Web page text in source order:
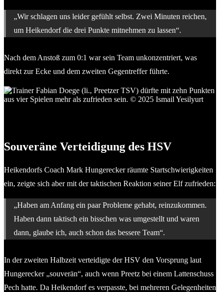
„Wir schlagen uns leider gefühlt selbst. Zwei Minuten reichen,
um Heikendorf die drei Punkte mitnehmen zu lassen“.
Nach dem Anstoß zum 0:1 war sein Team unkonzentriert, was
direkt zur Ecke und dem zweiten Gegentreffer führte.
Souveräne Verteidigung des HSV
Heikendorfs Coach Mark Hungerecker räumte Startschwierigkeiten
ein, zeigte sich aber mit der taktischen Reaktion seiner Elf zufrieden:
„Haben am Anfang ein paar Probleme gehabt, reinzukommen.
Haben dann taktisch ein bisschen was umgestellt und waren
dann, glaube ich, auch schon das bessere Team“.
In der zweiten Halbzeit verteidigte der HSV den Vorsprung laut
Hungerecker „souverän“, auch wenn Preetz bei einem Lattenschuss
Pech hatte. Da Heikendorf es verpasste, bei mehreren Gelegenheiten